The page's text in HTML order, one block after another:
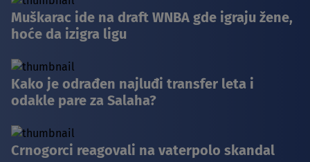
Muškarac ide na draft WNBA gde igraju žene,
hoće da izigra ligu
Kako je odrađen najluđi transfer leta i
odakle pare za Salaha?
Crnogorci reagovali na vaterpolo skandal